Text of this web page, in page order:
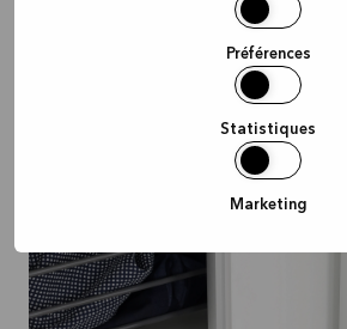
Préférences
Statistiques
Marketing